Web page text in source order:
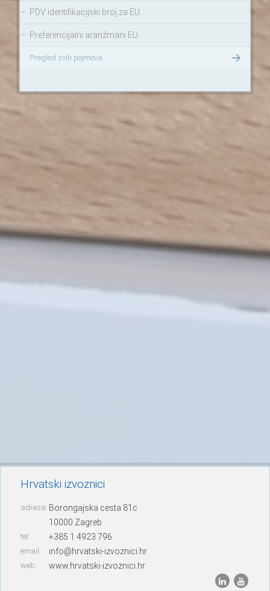
– PDV identifikacijski broj za EU
– Preferencijalni aranžmani EU
Pregled svih pojmova
Hrvatski izvoznici
adresa: Borongajska cesta 81c
10000 Zagreb
tel: +385 1 4923 796
email: info@hrvatski-izvoznici.hr
web: www.hrvatski-izvoznici.hr